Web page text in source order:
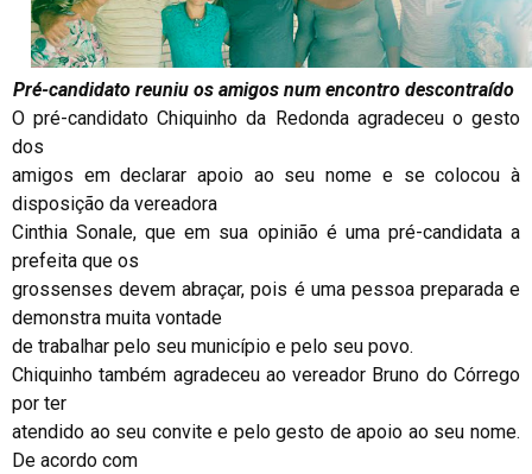
Pré-candidato reuniu os amigos num encontro descontraído
O pré-candidato Chiquinho da Redonda agradeceu o gesto
dos
amigos em declarar apoio ao seu nome e se colocou à
disposição da vereadora
Cinthia Sonale, que em sua opinião é uma pré-candidata a
prefeita que os
grossenses devem abraçar, pois é uma pessoa preparada e
demonstra muita vontade
de trabalhar pelo seu município e pelo seu povo.
Chiquinho também agradeceu ao vereador Bruno do Córrego
por ter
atendido ao seu convite e pelo gesto de apoio ao seu nome.
De acordo com